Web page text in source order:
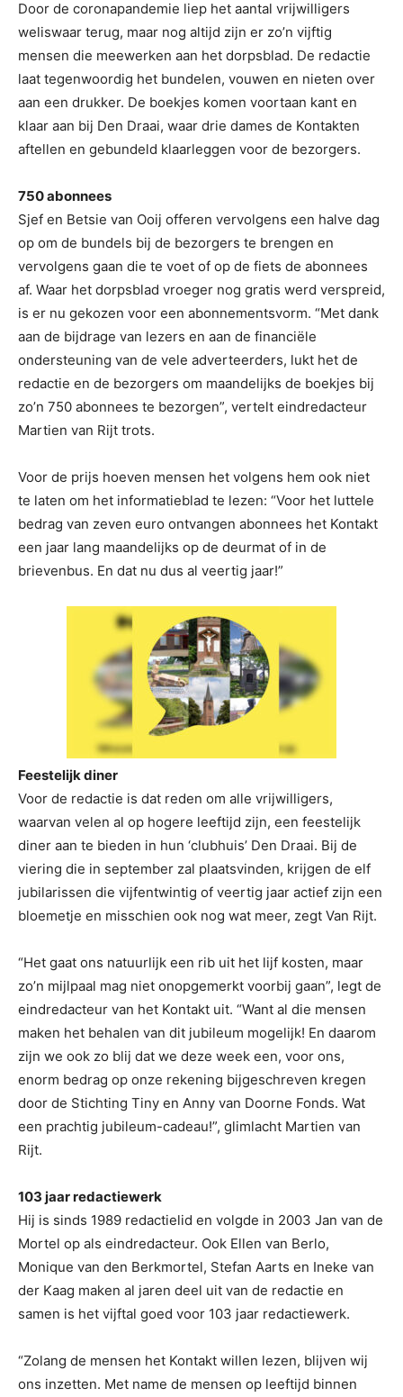
Door de coronapandemie liep het aantal vrijwilligers
weliswaar terug, maar nog altijd zijn er zo’n vijftig
mensen die meewerken aan het dorpsblad. De redactie
laat tegenwoordig het bundelen, vouwen en nieten over
aan een drukker. De boekjes komen voortaan kant en
klaar aan bij Den Draai, waar drie dames de Kontakten
aftellen en gebundeld klaarleggen voor de bezorgers.
750 abonnees
Sjef en Betsie van Ooij offeren vervolgens een halve dag
op om de bundels bij de bezorgers te brengen en
vervolgens gaan die te voet of op de fiets de abonnees
af. Waar het dorpsblad vroeger nog gratis werd verspreid,
is er nu gekozen voor een abonnementsvorm. “Met dank
aan de bijdrage van lezers en aan de financiële
ondersteuning van de vele adverteerders, lukt het de
redactie en de bezorgers om maandelijks de boekjes bij
zo’n 750 abonnees te bezorgen”, vertelt eindredacteur
Martien van Rijt trots.
Voor de prijs hoeven mensen het volgens hem ook niet
te laten om het informatieblad te lezen: “Voor het luttele
bedrag van zeven euro ontvangen abonnees het Kontakt
een jaar lang maandelijks op de deurmat of in de
brievenbus. En dat nu dus al veertig jaar!”
Feestelijk diner
Voor de redactie is dat reden om alle vrijwilligers,
waarvan velen al op hogere leeftijd zijn, een feestelijk
diner aan te bieden in hun ‘clubhuis’ Den Draai. Bij de
viering die in september zal plaatsvinden, krijgen de elf
jubilarissen die vijfentwintig of veertig jaar actief zijn een
bloemetje en misschien ook nog wat meer, zegt Van Rijt.
“Het gaat ons natuurlijk een rib uit het lijf kosten, maar
zo’n mijlpaal mag niet onopgemerkt voorbij gaan”, legt de
eindredacteur van het Kontakt uit. “Want al die mensen
maken het behalen van dit jubileum mogelijk! En daarom
zijn we ook zo blij dat we deze week een, voor ons,
enorm bedrag op onze rekening bijgeschreven kregen
door de Stichting Tiny en Anny van Doorne Fonds. Wat
een prachtig jubileum-cadeau!”, glimlacht Martien van
Rijt.
103 jaar redactiewerk
Hij is sinds 1989 redactielid en volgde in 2003 Jan van de
Mortel op als eindredacteur. Ook Ellen van Berlo,
Monique van den Berkmortel, Stefan Aarts en Ineke van
der Kaag maken al jaren deel uit van de redactie en
samen is het vijftal goed voor 103 jaar redactiewerk.
“Zolang de mensen het Kontakt willen lezen, blijven wij
ons inzetten. Met name de mensen op leeftijd binnen